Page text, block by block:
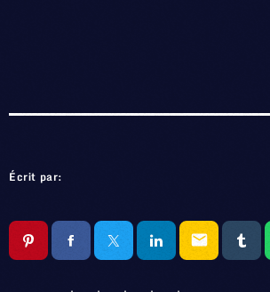
Écrit par:
email